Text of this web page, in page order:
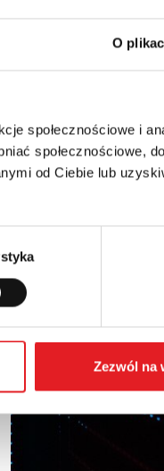
O
społecznościowe i
społecznościowe,
od Ciebie lub
Zezwól na